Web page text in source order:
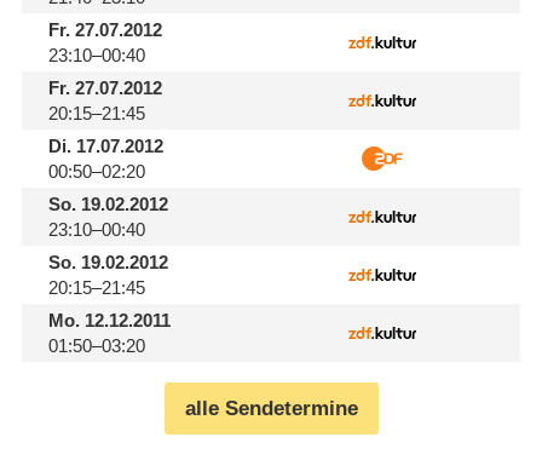
Fr.27.07.2012
23:10–00:40
Fr.27.07.2012
20:15–21:45
Di.17.07.2012
00:50–02:20
So.19.02.2012
23:10–00:40
So.19.02.2012
20:15–21:45
Mo.12.12.2011
01:50–03:20
alle Sendetermine